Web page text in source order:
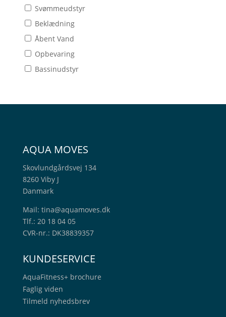
Svømmeudstyr
Beklædning
Åbent Vand
Opbevaring
Bassinudstyr
AQUA MOVES
Skovlundgårdsvej 134
8260 Viby J
Danmark
Mail: tina@aquamoves.dk
Tlf.: 20 18 04 05
CVR-nr.: DK38839357
KUNDESERVICE
AquaFitness+ brochure
Faglig viden
Tilmeld nyhedsbrev